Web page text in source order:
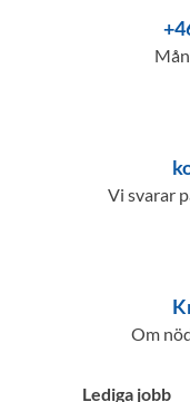
Vi svarar
Om
Lediga jobb